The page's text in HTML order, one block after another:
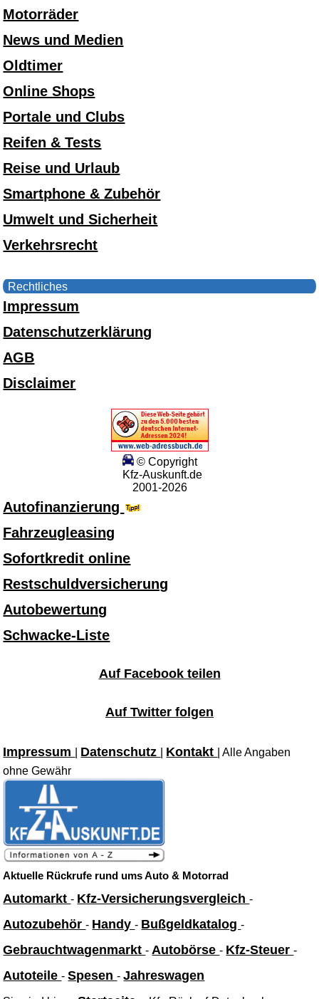
Motorräder
News und Medien
Oldtimer
Online Shops
Portale und Clubs
Reifen & Tests
Reise und Urlaub
Smartphone & Zubehör
Umwelt und Sicherheit
Verkehrsrecht
Rechtliches
Impressum
Datenschutzerklärung
AGB
Disclaimer
© Copyright
Kfz-Auskunft.de
2001-2026
Autofinanzierung
Fahrzeugleasing
Sofortkredit online
Restschuldversicherung
Autobewertung
Schwacke-Liste
Auf Facebook teilen
Auf Twitter folgen
Impressum Datenschutz Kontakt
| Alle Angaben
ohne Gewähr
Aktuelle Rückrufe rund ums Auto & Motorrad
Automarkt- Kfz-Versicherungsvergleich-
Autozubehör- Handy- Bußgeldkatalog-
Gebrauchtwagenmarkt- Autobörse- Kfz-Steuer-
Autoteile-Spesen-Jahreswagen